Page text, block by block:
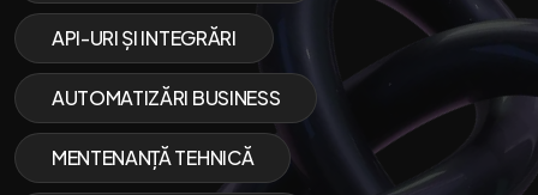
API-URI ȘI INTEGRĂRI
AUTOMATIZĂRI BUSINESS
MENTENANȚĂ TEHNICĂ